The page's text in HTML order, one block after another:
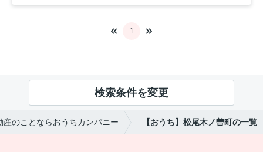
1
検索条件を変更
産のことならおうちカンパニー 【おうち】松尾木ノ曽町の一覧